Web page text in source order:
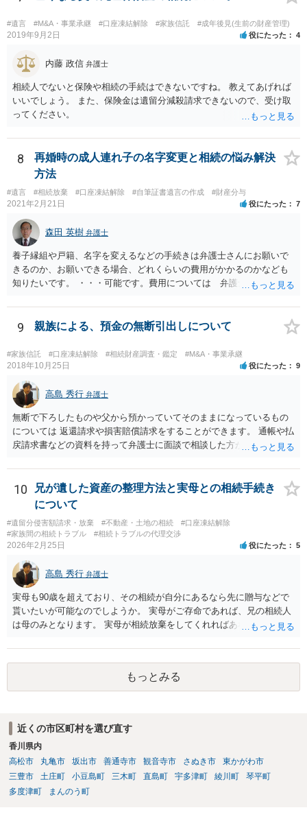
#遺言 #M&A・事業承継 #口座凍結解除 #家族信託 #成年後見(生前の財産管理)
2019年9月2日 役にたった 4
内藤 政信 弁護士
相続人でないと保険や相続の手続はできないですね。 教えてあげれば
いいでしょう。 また、保険金は遺留分減殺請求できないので、受け取
ってください。
8
再婚時の成人連れ子の名字変更と相続の悩み解決
方法
#遺言 #相続放棄 #口座凍結解除 #自筆証書遺言の作成 #財産分与
2021年2月21日 役にたった 7
森田 英樹 弁護士
養子縁組や戸籍、名字を変えるなどの手続きは弁護士さんにお願いで
きるのか、お願いできる場合、どれくらいの費用がかかるのかなども
知りたいです。 ・・・可能です。費用については 弁護士と直接面談
ています。 やはり、成人した子のことまでごちゃごちゃ考えず、自分
の事だけ考えるべきなのでしょうか ・・・お子さんの事をまで含め良
い解決案があればお悩みになるのは当然と言えば当然のことです。 彼
と親子関係を結びたいと思っているが、名字は変えたくない・・・養
子縁組の必要があり 氏も変更することになります。 しかし 彼は成人
しているとは言え、自分の子と私の連れ子、全て平等にしたいと希
望。もちろん私もそうできればと思います。 ・・・婚姻前の契約 あ
るいは 遺言書などで その意思を実現する方法はあります。 弁護
士に相談してみてください。
9 親族による、預金の無断引出しについて
#家族信託 #口座凍結解除 #相続財産調査・鑑定 #M&A・事業承継
2018年10月25日 役にたった 9
高島 秀行 弁護士
無断で下ろしたものや父から預かっていてそのままになっているもの
については 返還請求や損害賠償請求をすることができます。 通帳や払
戻請求書などの資料を持って弁護士に面談で相談した方がよいと思い
10
兄が遺した資産の整理方法と実母との相続手続き
について
#遺留分侵害額請求・放棄 #不動産・土地の相続
#口座凍結解除
#家族間の相続トラブル
#相続トラブルの代理交渉
2026年2月25日 役にたった 5
高島 秀行 弁護士
実母も90歳を超えており、その相続が自分にあるなら先に贈与などで
貰いたいが可能なのでしようか。 実母がご存命であれば、兄の相続人
は母のみとなります。 実母が相続放棄をしてくれればあなた方兄弟及
ないと思います。
もっとみる
近くの市区町村を選び直す
香川県内
高松市
丸亀市 坂出市 善通寺市 観音寺市 さぬき市
東かがわ市
三豊市
土庄町 小豆島町 三木町 直島町 宇多津町 綾川町
琴平町
多度津町
まんのう町